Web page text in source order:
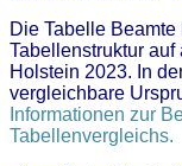
Die Tabelle
Tabellenstruktur
Holstein 2023. In
vergleichbare
Informationen zur
Tabellenvergleichs.